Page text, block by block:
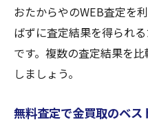
おたからやのWEB査定を
ばずに査定結果を得られ
です。複数の査定結果を
しましょう。
無料査定で金買取のベス